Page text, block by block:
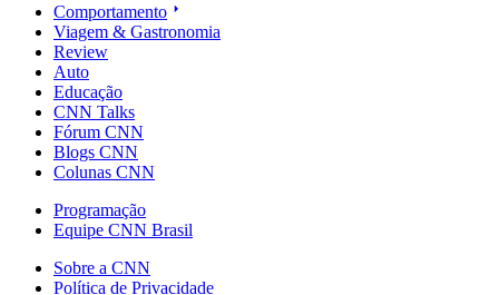
Comportamento
Viagem & Gastronomia
Review
Auto
Educação
CNN Talks
Fórum CNN
Blogs CNN
Colunas CNN
Programação
Equipe CNN Brasil
Sobre a CNN
Política de Privacidade